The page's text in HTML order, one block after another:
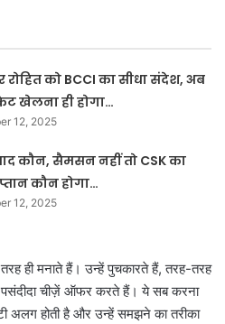
रोहित को BCCI का सीधा संदेश, अब
खेलना ही होगा…
12, 2025
कौन, सैमसन नहीं तो CSK का
कौन होगा…
12, 2025
ही मनाते हैं। उन्हें पुचकारते हैं, तरह-तरह
पसंदीदा चीज़ें ऑफर करते हैं। ये सब करना
अलग होती है और उन्हें समझने का तरीका